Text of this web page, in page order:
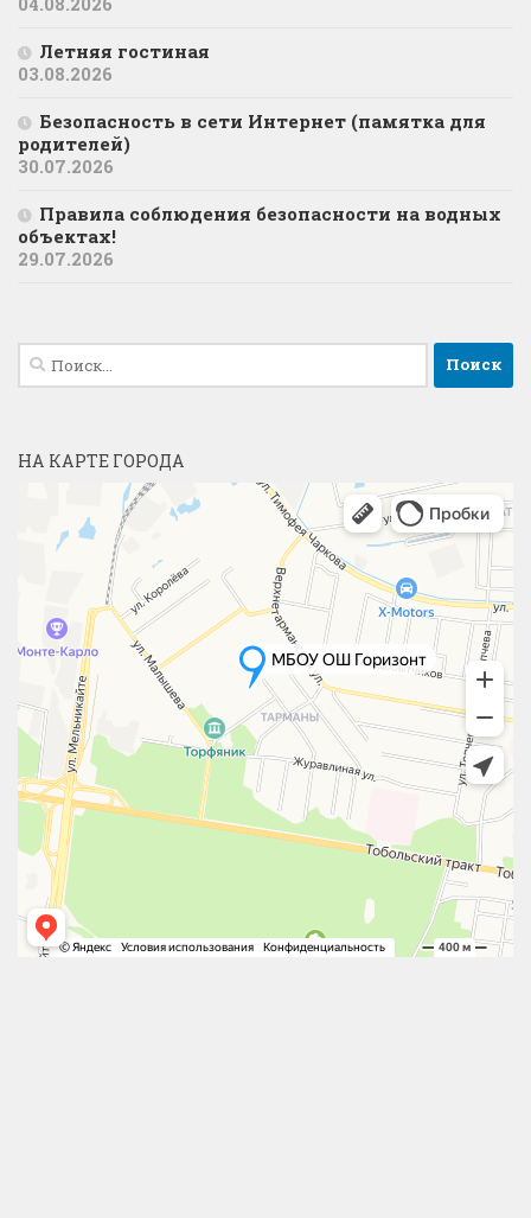
Летняя гостиная
03.08.2026
Безопасность в сети Интернет (памятка для
родителей)
30.07.2026
Правила соблюдения безопасности на водных
объектах!
29.07.2026
Найти:
НА КАРТЕ ГОРОДА